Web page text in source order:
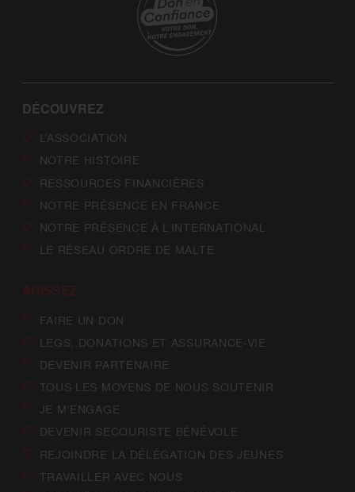
DÉCOUVREZ
L’ASSOCIATION
NOTRE HISTOIRE
RESSOURCES FINANCIÈRES
NOTRE PRÉSENCE EN FRANCE
NOTRE PRÉSENCE À L’INTERNATIONAL
LE RÉSEAU ORDRE DE MALTE
AGISSEZ
FAIRE UN DON
LEGS, DONATIONS ET ASSURANCE-VIE
DEVENIR PARTENAIRE
TOUS LES MOYENS DE NOUS SOUTENIR
JE M’ENGAGE
DEVENIR SECOURISTE BÉNÉVOLE
REJOINDRE LA DÉLÉGATION DES JEUNES
TRAVAILLER AVEC NOUS